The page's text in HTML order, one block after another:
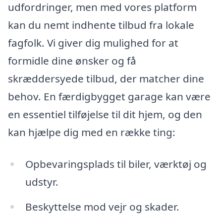
udfordringer, men med vores platform
kan du nemt indhente tilbud fra lokale
fagfolk. Vi giver dig mulighed for at
formidle dine ønsker og få
skræddersyede tilbud, der matcher dine
behov. En færdigbygget garage kan være
en essentiel tilføjelse til dit hjem, og den
kan hjælpe dig med en række ting:
Opbevaringsplads til biler, værktøj og
udstyr.
Beskyttelse mod vejr og skader.